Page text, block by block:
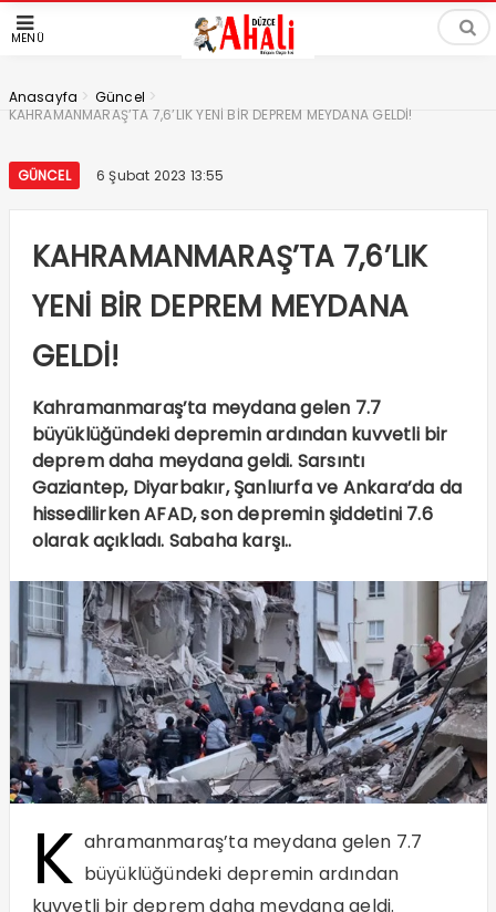
MENÜ
Anasayfa > Güncel >
KAHRAMANMARAŞ’TA 7,6’LIK YENİ BİR DEPREM MEYDANA GELDİ!
GÜNCEL 6 Şubat 2023 13:55
KAHRAMANMARAŞ’TA 7,6’LIK
YENİ BİR DEPREM MEYDANA
GELDİ!
Kahramanmaraş’ta meydana gelen 7.7
büyüklüğündeki depremin ardından kuvvetli bir
deprem daha meydana geldi. Sarsıntı
Gaziantep, Diyarbakır, Şanlıurfa ve Ankara’da da
hissedilirken AFAD, son depremin şiddetini 7.6
olarak açıkladı. Sabaha karşı..
K ahramanmaraş’ta meydana gelen 7.7
büyüklüğündeki depremin ardından
kuvvetli bir deprem daha meydana geldi.